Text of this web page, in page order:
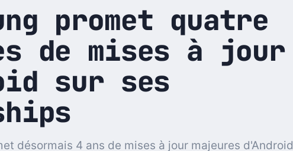
promet quatre
de mises à jour
sur ses
désormais 4 ans de mises à jour majeures d'Android